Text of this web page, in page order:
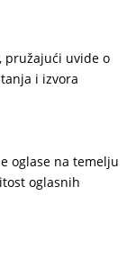
pružajući uvide o
i izvora
oglase na temelju
oglasnih